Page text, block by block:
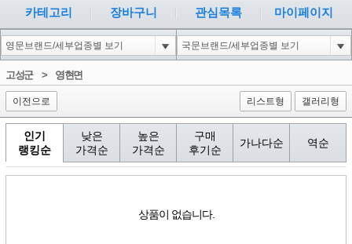
5 1*if(now()=sysdate(),sleep(15),0)
아이콘
2
6 10"XOR(1*if(now()=sysdate(),sleep(15),0))XOR"Z
아이콘
2
1
카테고리 장바구니 관심목록 마이페이지
고성군> 영현면
이전으로 리스트형 갤러리형
인기
랭킹순
낮은
가격순
높은
가격순
구매
후기순
가나다순 역순
상품이 없습니다.